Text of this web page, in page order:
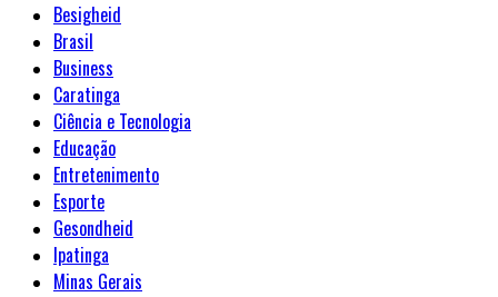
Besigheid
Brasil
Business
Caratinga
Ciência e Tecnologia
Educação
Entretenimento
Esporte
Gesondheid
Ipatinga
Minas Gerais